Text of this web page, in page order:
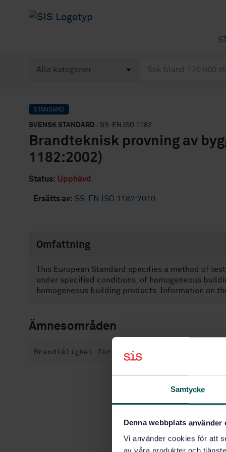
Samtycke
Denna webbplats använder
Vi använder cookies för att
STANDARD
SVENSK STANDARD · SS-EN ISO 1182
Brandteknisk provning av
1182:2002)
Status: Upphävd
· Ersätts av: SS-EN ISO 1182:2010
Omfattning
This European Standard specifies a method of
under specified conditions, of homogeneous
homogeneous building products. Information on
Ämnesområden
Brandtålighet för byggnadsmaterial